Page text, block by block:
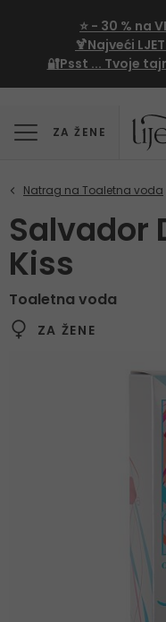
⭐ - 30 % na
🍹Najveći
🔐Psst ... Tvoje
ZA ŽENE
Salvador
Kiss
Toaletna voda
ZA ŽENE